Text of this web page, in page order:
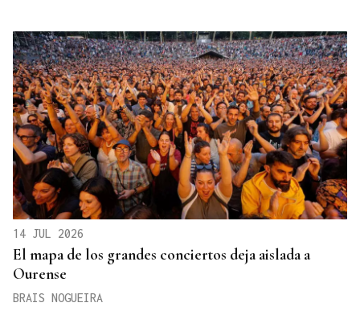
14 JUL 2026
El mapa de los grandes conciertos deja aislada a
Ourense
BRAIS NOGUEIRA